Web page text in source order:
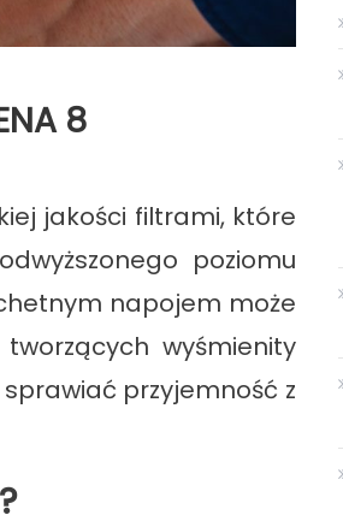
8
jakości filtrami, które
poziomu
napojem może
wyśmienity
przyjemność z